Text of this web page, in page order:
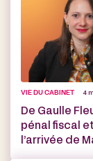
VIE DU CABINET 4
De Gaulle
pénal fiscal
l’arrivée de